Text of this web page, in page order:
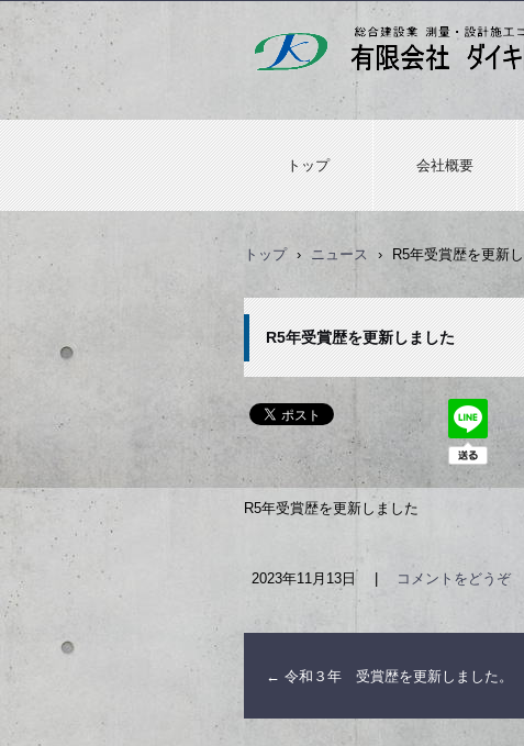
トップ 会社概要
トップ › ニュース › R5年受賞歴を更新
R5年受賞歴を更新しました
R5年受賞歴を更新しました
2023年11月13日 コメントをどうぞ
← 令和３年 受賞歴を更新しました。